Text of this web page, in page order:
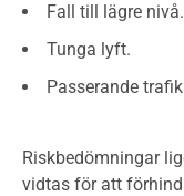
Fall till lägre nivå.
Tunga lyft.
Passerande
Riskbedömningar
vidtas för att